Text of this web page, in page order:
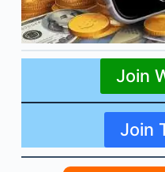
Join
Join